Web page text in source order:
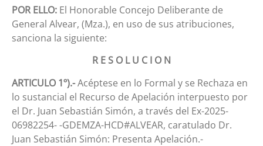
POR ELLO: El Honorable Concejo Deliberante de
General Alvear, (Mza.), en uso de sus atribuciones,
sanciona la siguiente:
R E S O L U C I O N
ARTICULO 1º).-Acéptese en lo Formal y se Rechaza en
lo sustancial el Recurso de Apelación interpuesto por
el Dr. Juan Sebastián Simón, a través del Ex-2025-
06982254- -GDEMZA-HCD#ALVEAR, caratulado Dr.
Juan Sebastián Simón: Presenta Apelación.-